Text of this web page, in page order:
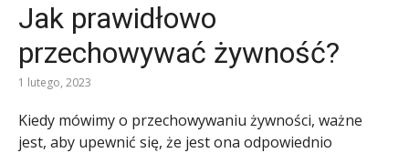
Jak prawidłowo
przechowywać żywność?
1 lutego, 2023
Kiedy mówimy o przechowywaniu żywności, ważne
jest, aby upewnić się, że jest ona odpowiednio